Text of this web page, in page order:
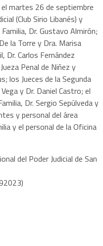
martes 26 de septiembre
(Club Sirio Libanés) y
Dr. Gustavo Almirón;
la Torre y Dra. Marisa
Dr. Carlos Fernández
Penal de Niñez y
los Jueces de la Segunda
y Dr. Daniel Castro; el
Dr. Sergio Sepúlveda y
y personal del área
y el personal de la Oficina
del Poder Judicial de San